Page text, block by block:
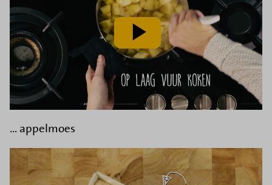
video
af
... appelmoes